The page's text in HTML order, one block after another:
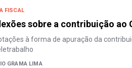
FISCAL
sobre a contribuição ao
à forma de apuração da
GRAMA LIMA